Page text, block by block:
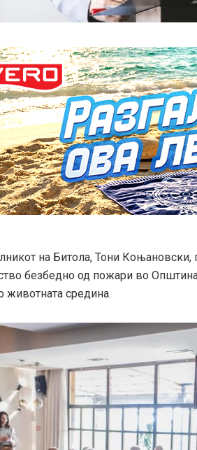
на Битола, Тони
безбедно од пожари во
животната средина.